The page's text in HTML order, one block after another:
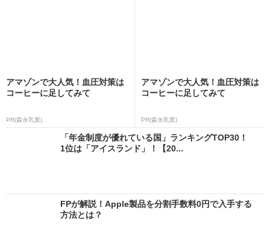
アマゾンで大人気！血圧対策は
コーヒーに足してみて
PR(森永乳業)
アマゾンで大人気！血圧対策は
コーヒーに足してみて
PR(森永乳業)
「年金制度が優れている国」ランキングTOP30！
1位は「アイスランド」！【20...
FPが解説！Apple製品を分割手数料0円で入手する
方法とは？